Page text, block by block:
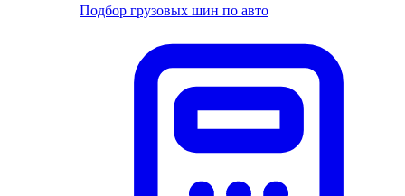
Подбор грузовых шин по авто